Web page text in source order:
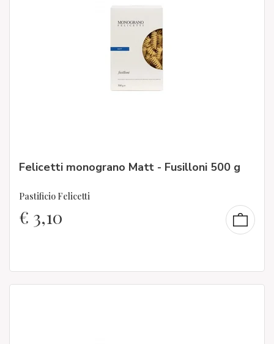
Felicetti monograno Matt - Fusilloni 500 g
Pastificio Felicetti
€ 3,10